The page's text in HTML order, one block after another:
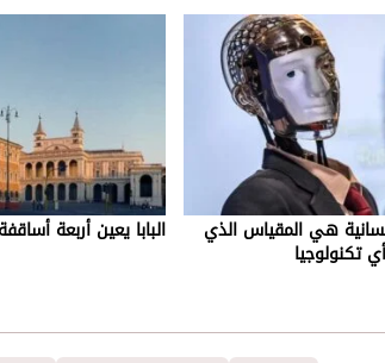
هي المقياس الذي
تكنولوجيا
البابا يعين أربعة